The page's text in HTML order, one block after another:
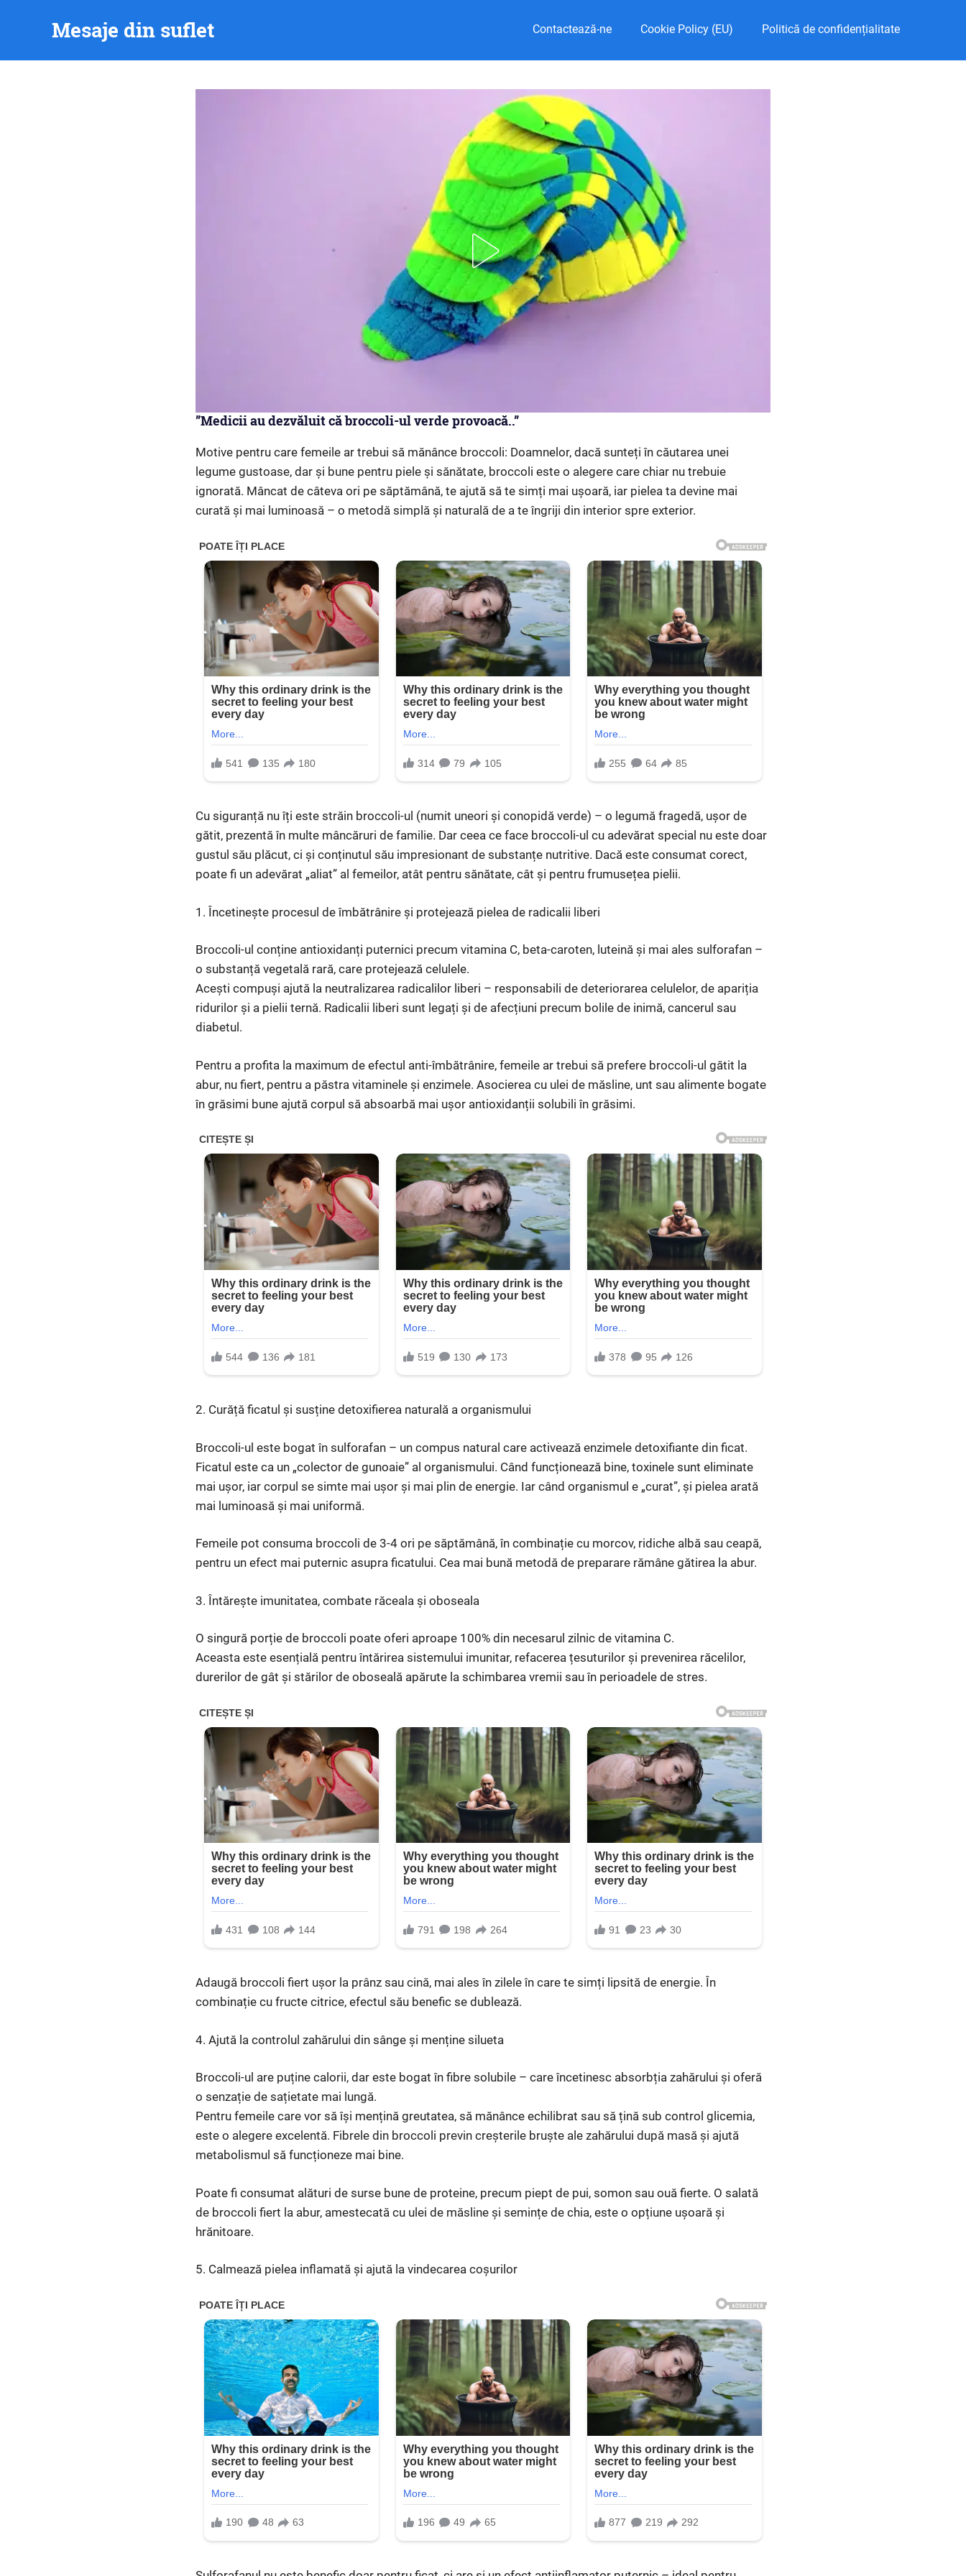
Mesaje din suflet Contactează-ne Cookie Policy (EU) Politică de confidențialitate
”Medicii au dezvăluit că broccoli-ul verde provoacă..”
Motive pentru care femeile ar trebui să mănânce broccoli: Doamnelor, dacă sunteți în căutarea unei
legume gustoase, dar și bune pentru piele și sănătate, broccoli este o alegere care chiar nu trebuie
ignorată. Mâncat de câteva ori pe săptămână, te ajută să te simți mai ușoară, iar pielea ta devine mai
curată și mai luminoasă – o metodă simplă și naturală de a te îngriji din interior spre exterior.
Cu siguranță nu îți este străin broccoli-ul (numit uneori și conopidă verde) – o legumă fragedă, ușor de
gătit, prezentă în multe mâncăruri de familie. Dar ceea ce face broccoli-ul cu adevărat special nu este doar
gustul său plăcut, ci și conținutul său impresionant de substanțe nutritive. Dacă este consumat corect,
poate fi un adevărat „aliat” al femeilor, atât pentru sănătate, cât și pentru frumusețea pielii.
1. Încetinește procesul de îmbătrânire și protejează pielea de radicalii liberi
Broccoli-ul conține antioxidanți puternici precum vitamina C, beta-caroten, luteină și mai ales sulforafan –
o substanță vegetală rară, care protejează celulele.
Acești compuși ajută la neutralizarea radicalilor liberi – responsabili de deteriorarea celulelor, de apariția
ridurilor și a pielii ternă. Radicalii liberi sunt legați și de afecțiuni precum bolile de inimă, cancerul sau
diabetul.
Pentru a profita la maximum de efectul anti-îmbătrânire, femeile ar trebui să prefere broccoli-ul gătit la
abur, nu fiert, pentru a păstra vitaminele și enzimele. Asocierea cu ulei de măsline, unt sau alimente bogate
în grăsimi bune ajută corpul să absoarbă mai ușor antioxidanții solubili în grăsimi.
2. Curăță ficatul și susține detoxifierea naturală a organismului
Broccoli-ul este bogat în sulforafan – un compus natural care activează enzimele detoxifiante din ficat.
Ficatul este ca un „colector de gunoaie” al organismului. Când funcționează bine, toxinele sunt eliminate
mai ușor, iar corpul se simte mai ușor și mai plin de energie. Iar când organismul e „curat”, și pielea arată
mai luminoasă și mai uniformă.
Femeile pot consuma broccoli de 3-4 ori pe săptămână, în combinație cu morcov, ridiche albă sau ceapă,
pentru un efect mai puternic asupra ficatului. Cea mai bună metodă de preparare rămâne gătirea la abur.
3. Întărește imunitatea, combate răceala și oboseala
O singură porție de broccoli poate oferi aproape 100% din necesarul zilnic de vitamina C.
Aceasta este esențială pentru întărirea sistemului imunitar, refacerea țesuturilor și prevenirea răcelilor,
durerilor de gât și stărilor de oboseală apărute la schimbarea vremii sau în perioadele de stres.
Adaugă broccoli fiert ușor la prânz sau cină, mai ales în zilele în care te simți lipsită de energie. În
combinație cu fructe citrice, efectul său benefic se dublează.
4. Ajută la controlul zahărului din sânge și menține silueta
Broccoli-ul are puține calorii, dar este bogat în fibre solubile – care încetinesc absorbția zahărului și oferă
o senzație de sațietate mai lungă.
Pentru femeile care vor să își mențină greutatea, să mănânce echilibrat sau să țină sub control glicemia,
este o alegere excelentă. Fibrele din broccoli previn creșterile bruște ale zahărului după masă și ajută
metabolismul să funcționeze mai bine.
Poate fi consumat alături de surse bune de proteine, precum piept de pui, somon sau ouă fierte. O salată
de broccoli fiert la abur, amestecată cu ulei de măsline și semințe de chia, este o opțiune ușoară și
hrănitoare.
5. Calmează pielea inflamată și ajută la vindecarea coșurilor